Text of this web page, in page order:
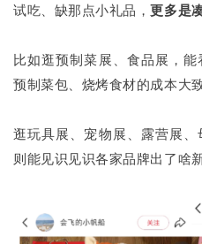
试吃、缺那点小礼品，更多是
比如逛预制菜展、食品展，
预制菜包、烧烤食材的成本大
逛玩具展、宠物展、露营展、
则能见识见识各家品牌出了啥